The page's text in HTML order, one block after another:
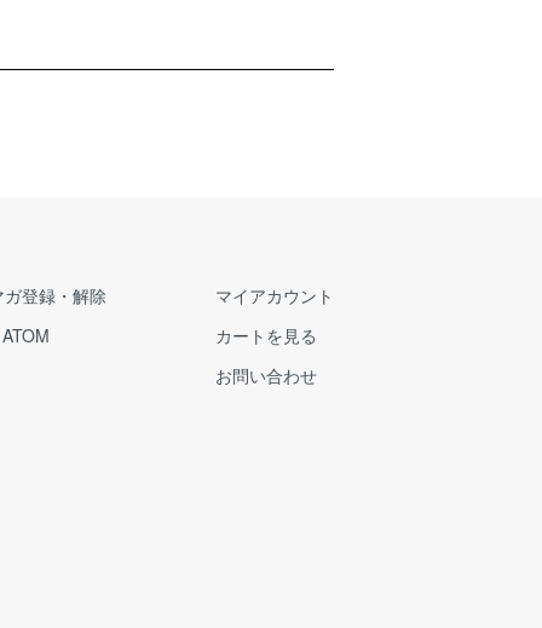
ガ登録・解除
ATOM
マイアカウント
カートを見る
お問い合わせ